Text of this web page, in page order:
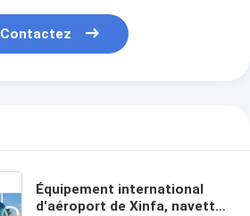
Contactez
Équipement international
d'aéroport de Xinfa, navette